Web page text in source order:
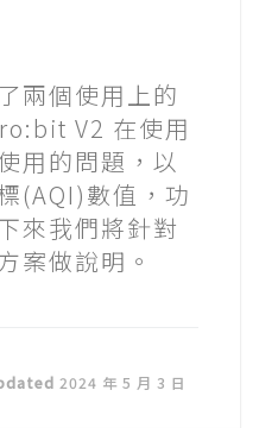
兩個使用上的
V2 在使用
用的問題，以
(AQI)數值，功
來我們將針對
案做說明。
2024 年 5 月 3 日